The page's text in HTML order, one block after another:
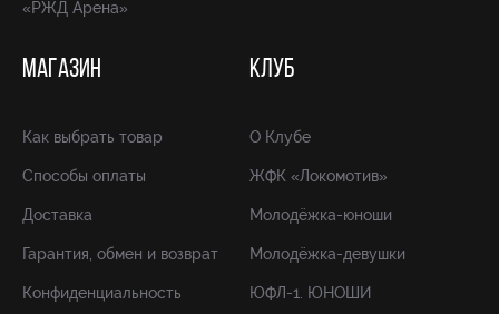
«РЖД Арена»
МАГАЗИН
Как выбрать товар
Способы оплаты
Доставка
Гарантия, обмен и возврат
Конфиденциальность
КЛУБ
О Клубе
ЖФК «Локомотив»
Молодёжка-юноши
Молодёжка-девушки
ЮФЛ-1. ЮНОШИ